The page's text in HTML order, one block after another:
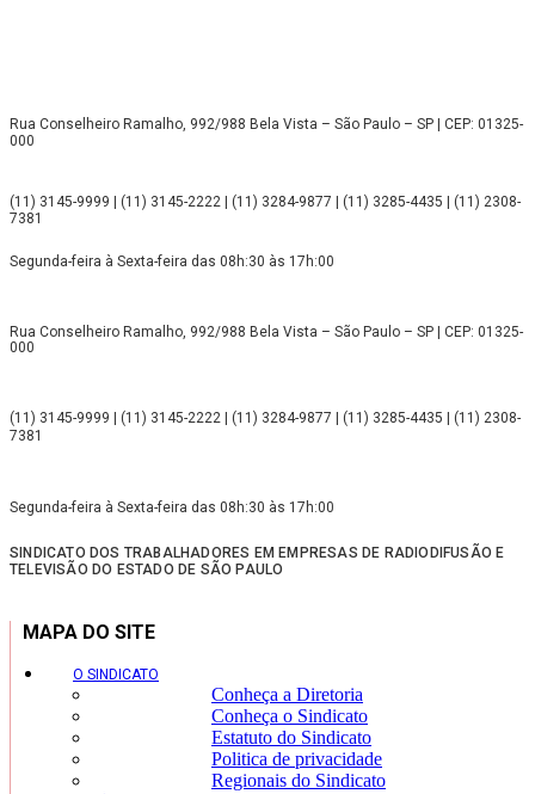
Rua Conselheiro Ramalho, 992/988 Bela Vista – São Paulo – SP | CEP: 01325-
000
(11) 3145-9999 | (11) 3145-2222 | (11) 3284-9877 | (11) 3285-4435 | (11) 2308-
7381
Segunda-feira à Sexta-feira das 08h:30 às 17h:00
Rua Conselheiro Ramalho, 992/988 Bela Vista – São Paulo – SP | CEP: 01325-
000
(11) 3145-9999 | (11) 3145-2222 | (11) 3284-9877 | (11) 3285-4435 | (11) 2308-
7381
Segunda-feira à Sexta-feira das 08h:30 às 17h:00
SINDICATO DOS TRABALHADORES EM EMPRESAS DE RADIODIFUSÃO E
TELEVISÃO DO ESTADO DE SÃO PAULO
MAPA DO SITE
O SINDICATO
Conheça a Diretoria
Conheça o Sindicato
Estatuto do Sindicato
Politica de privacidade
Regionais do Sindicato